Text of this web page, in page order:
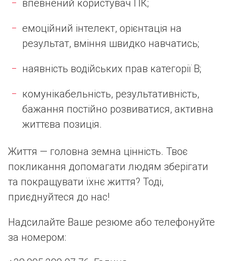
впевнений користувач ПК;
емоційний інтелект, орієнтація на
результат, вміння швидко навчатись;
наявність водійських прав категорії В;
комунікабельність, результативність,
бажання постійно розвиватися, активна
життєва позиція.
Життя — головна земна цінність. Твоє
покликання допомагати людям зберігати
та покращувати їхнє життя? Тоді,
приєднуйтеся до нас!
Надсилайте Ваше резюме або телефонуйте
за номером: